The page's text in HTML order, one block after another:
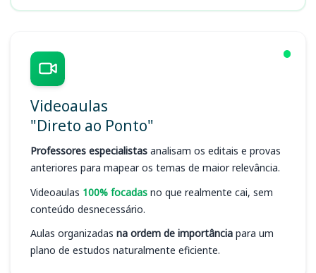
Videoaulas
"Direto ao Ponto"
Professores especialistas analisam os editais e provas
anteriores para mapear os temas de maior relevância.
Videoaulas 100% focadas no que realmente cai, sem
conteúdo desnecessário.
Aulas organizadas na ordem de importância para um
plano de estudos naturalmente eficiente.